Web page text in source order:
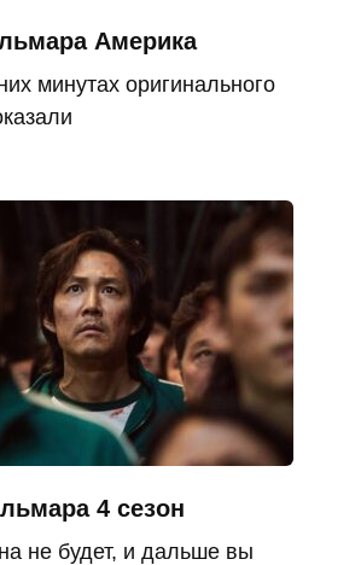
Америка
минутах оригинального
4 сезон
не будет, и дальше вы